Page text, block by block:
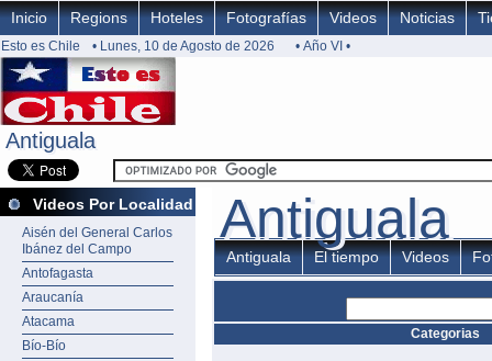
Antiguala
Antiguala
Inicio Regions Hoteles Fotografías Videos Noticias
Esto es Chile • Lunes, 10 de Agosto de 2026 • Año VI •
Videos Por Localidad
Aisén del General Carlos
Ibánez del Campo
Antofagasta
Araucanía
Atacama
Bío-Bío
Antiguala
Antiguala
Antiguala El tiempo Videos
Categorias